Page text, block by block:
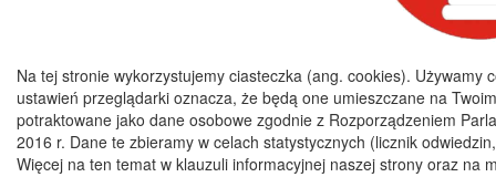
Na tej stronie wykorzystujemy ciasteczka (ang. cookies). Używamy
ustawień przeglądarki oznacza, że będą one umieszczane na
potraktowane jako dane osobowe zgodnie z Rozporządzeniem
2016 r. Dane te zbieramy w celach statystycznych (licznik
Więcej na ten temat w klauzuli informacyjnej naszej strony oraz na